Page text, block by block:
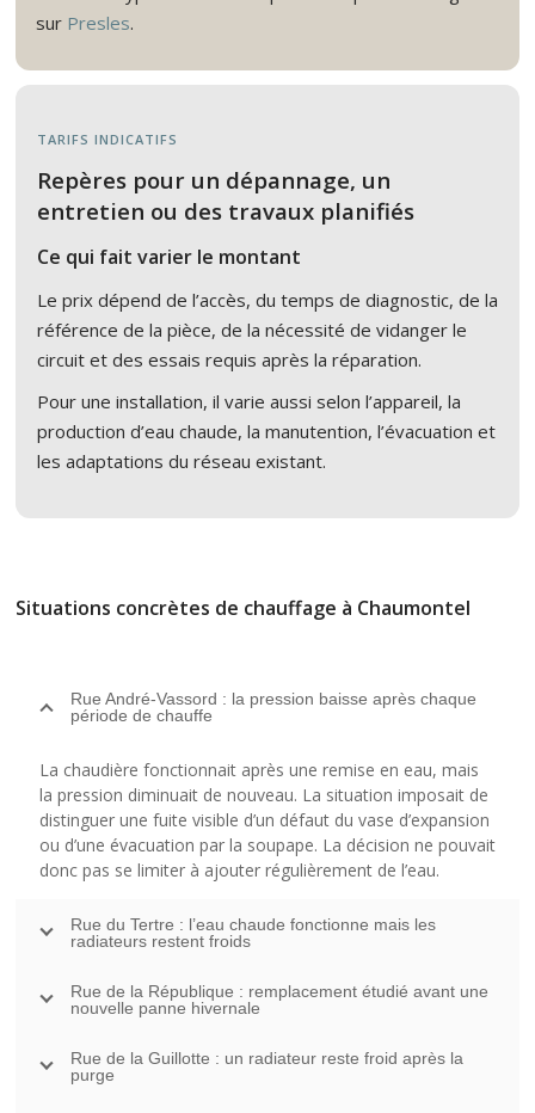
sur Presles.
TARIFS INDICATIFS
Repères pour un dépannage, un
entretien ou des travaux planifiés
Ce qui fait varier le montant
Le prix dépend de l’accès, du temps de diagnostic, de la
référence de la pièce, de la nécessité de vidanger le
circuit et des essais requis après la réparation.
Pour une installation, il varie aussi selon l’appareil, la
production d’eau chaude, la manutention, l’évacuation et
les adaptations du réseau existant.
Situations concrètes de chauffage à Chaumontel
Rue André-Vassord : la pression baisse après chaque
période de chauffe
La chaudière fonctionnait après une remise en eau, mais
la pression diminuait de nouveau. La situation imposait de
distinguer une fuite visible d’un défaut du vase d’expansion
ou d’une évacuation par la soupape. La décision ne pouvait
donc pas se limiter à ajouter régulièrement de l’eau.
Rue du Tertre : l’eau chaude fonctionne mais les
radiateurs restent froids
Rue de la République : remplacement étudié avant une
nouvelle panne hivernale
Rue de la Guillotte : un radiateur reste froid après la
purge